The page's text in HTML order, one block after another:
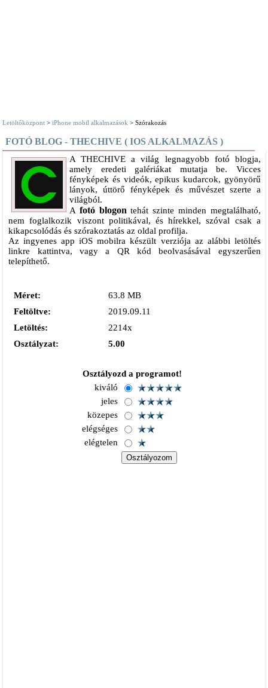
Letöltőközpont >iPhone mobil alkalmazások > Szórakozás
FOTÓ BLOG - THECHIVE ( IOS ALKALMAZÁS )
A THECHIVE a világ legnagyobb fotó blogja,
amely eredeti galériákat mutatja be. Vicces
fényképek és videók, epikus kudarcok, gyönyörű
lányok, úttörő fényképek és művészet szerte a
világból.
A fotó blogon tehát szinte minden megtalálható,
nem foglalkozik viszont politikával, és hírekkel, szóval csak a
kikapcsolódás és szórakoztatás az oldal profilja.
Az ingyenes app iOS mobilra készült verziója az alábbi letöltés
linkre kattintva, vagy a QR kód beolvasásával egyszerűen
telepíthető.
Méret:
63.8 MB
Feltöltve:
2019.09.11
Letöltés:
2214x
Osztályzat:
5.00
Osztályozd a programot!
kiváló
jeles
közepes
elégséges
elégtelen